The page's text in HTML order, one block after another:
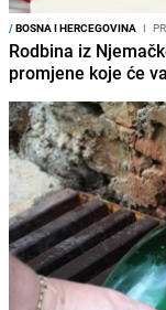
/BOSNA I HERCEGOVINA I
Rodbina iz
promjene koje će